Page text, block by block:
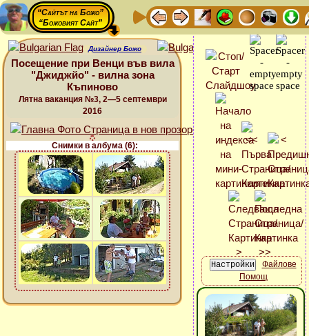
“Сайтът на Божо”
“Божовият Сайт”
Дизайнер Божо
Посещение при Венци във вила
"Джиджйо" - вилна зона
Къпиново
Лятна ваканция №3, 2—5 септември
2016
Снимки в албума (6):
Файлове
Помощ